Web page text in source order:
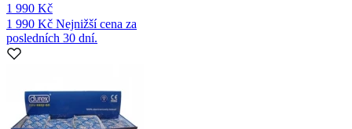
1 990 Kč
1 990 Kč Nejnižší cena za
posledních 30 dní.